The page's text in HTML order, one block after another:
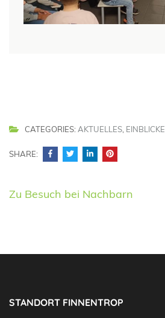
CATEGORIES:AKTUELLES, EINBLICKE
SHARE:
Beitrags-
Zu Besuch bei Nachbarn
STANDORT FINNENTROP